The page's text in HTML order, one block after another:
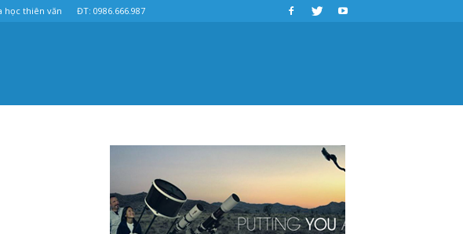
học thiên văn ĐT: 0986.666.987